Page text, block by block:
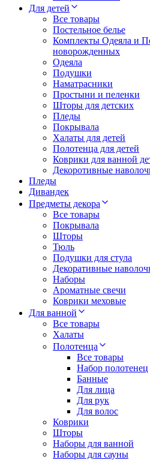
Для детей
Все товары
Постельное белье
Комплекты Одеяла и
новорожденных
Одеяла
Подушки
Наматрасники
Простыни и пеленки
Шторы для детских
Пледы
Покрывала
Халаты для детей
Полотенца для детей
Коврики для ванной
Декоротивные
Пледы
Дивандек
Предметы декора
Все товары
Покрывала
Шторы
Тюль
Подушки для стула
Декоративные
Наборы
Ароматные свечи
Коврики меховые
Для ванной
Все товары
Халаты
Полотенца
Все товары
Набор полотенец
Банные
Для лица
Для рук
Для волос
Коврики
Шторы
Наборы для ванной
Наборы для сауны